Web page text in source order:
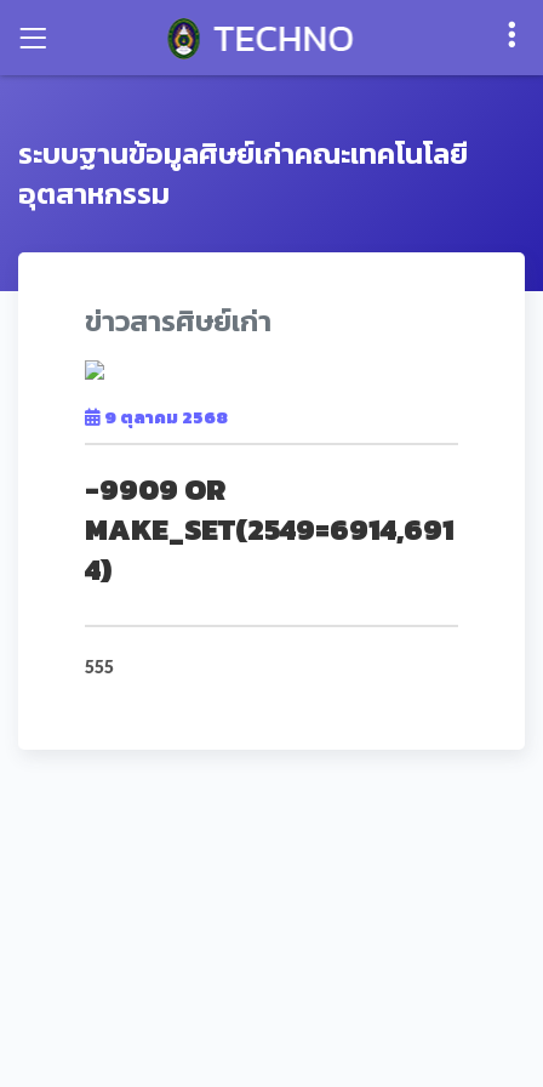
ระบบฐานข้อมูลศิษย์เก่าคณะเทคโนโลยี
อุตสาหกรรม
ข่าวสารศิษย์เก่า
9 ตุลาคม 2568
-9909 OR
MAKE_SET(2549=6914,691
4)
555